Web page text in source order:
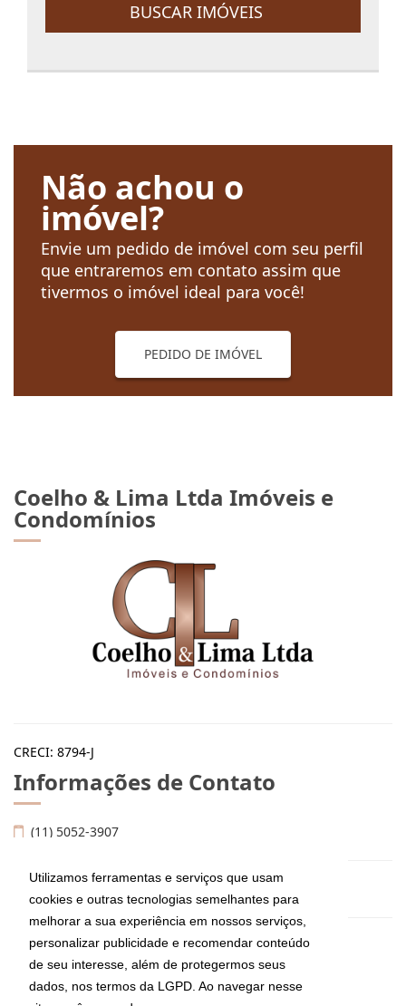
Utilizamos ferramentas e serviços que usam
cookies e outras tecnologias semelhantes para
melhorar a sua experiência em nossos serviços,
personalizar publicidade e recomendar conteúdo
de seu interesse, além de protegermos seus
dados, nos termos da LGPD. Ao navegar nesse
BUSCAR IMÓVEIS
Não achou o
imóvel?
Envie um pedido de imóvel com seu perfil
que entraremos em contato assim que
tivermos o imóvel ideal para você!
PEDIDO DE IMÓVEL
Coelho & Lima Ltda Imóveis e
Condomínios
CRECI: 8794-J
Informações de Contato
(11) 5052-3907
imoveis@coelhoelima.com.br
Coelho & Lima Ltda Imóveis e Condomínios
Av. Moema, 667, Moema
São Paulo - São Paulo